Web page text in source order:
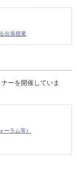
出張授業
ーを開催していま
ーラム等）